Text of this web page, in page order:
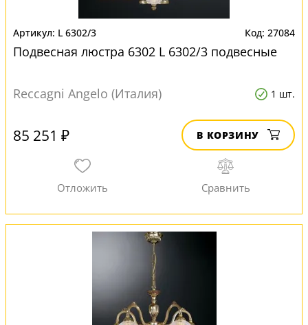
L 6302/3 27084
Подвесная люстра 6302 L 6302/3 подвесные
Reccagni Angelo (Италия) 1 шт.
85 251 ₽ В КОРЗИНУ